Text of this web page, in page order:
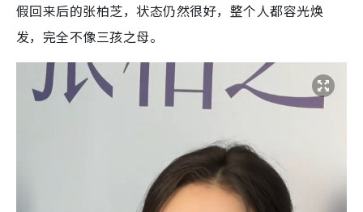
假回来后的张柏芝，状态仍然很好，整个人都容光焕
发，完全不像三孩之母。